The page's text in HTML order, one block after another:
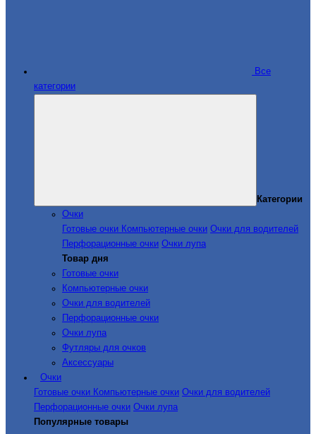
Все
категории
Категории
Очки
Готовые очки Компьютерные очки Очки для водителей
Перфорационные очки Очки лупа
Товар дня
Готовые очки
Компьютерные очки
Очки для водителей
Перфорационные очки
Очки лупа
Футляры для очков
Аксессуары
Очки
Готовые очки Компьютерные очки Очки для водителей
Перфорационные очки Очки лупа
Популярные товары